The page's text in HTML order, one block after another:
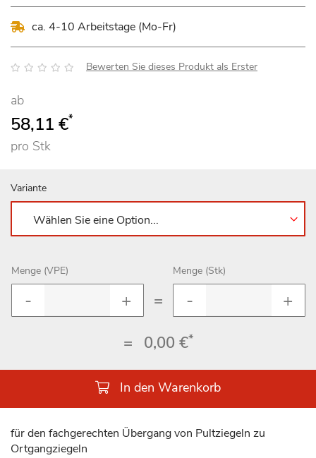
ca. 4-10 Arbeitstage (Mo-Fr)
Bewertung: Bewerten Sie dieses Produkt als Erster
ab
58,11 €*
pro Stk
Variante
Menge (VPE)
=
Menge (Stk)
= 0,00 €*
In den Warenkorb
für den fachgerechten Übergang von Pultziegeln zu
Ortgangziegeln